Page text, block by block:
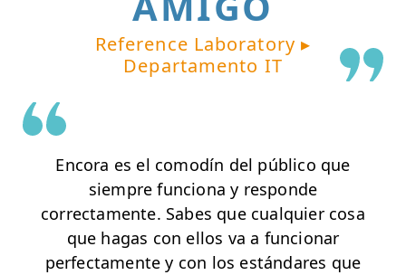
Reference Laboratory ▸
Departamento IT
Encora es el comodín del público que
siempre funciona y responde
correctamente. Sabes que cualquier cosa
que hagas con ellos va a funcionar
perfectamente y con los estándares que